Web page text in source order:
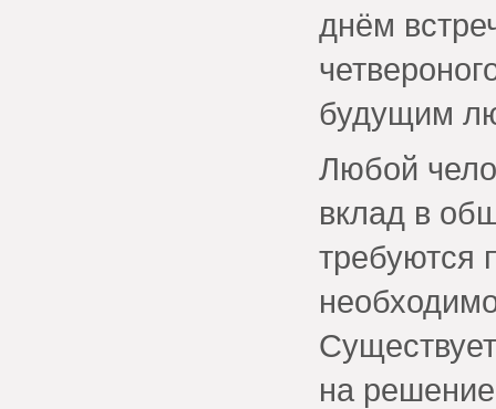
днём
будущим
Любой
вклад в
требуются
на